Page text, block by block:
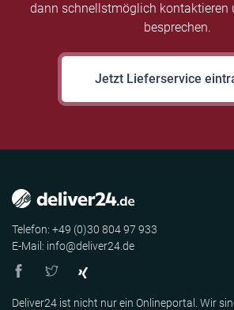
dann schnellstmöglich kontaktieren
besprechen.
Jetzt Lieferservice
Telefon: +49 (0)30 804 97 933
E-Mail: info@deliver24.de
Deliver24 ist nicht nur ein Onlineportal. Wir